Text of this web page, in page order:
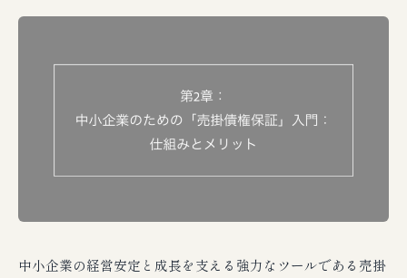
中小企業の経営安定と成長を支える強力なツールである売掛